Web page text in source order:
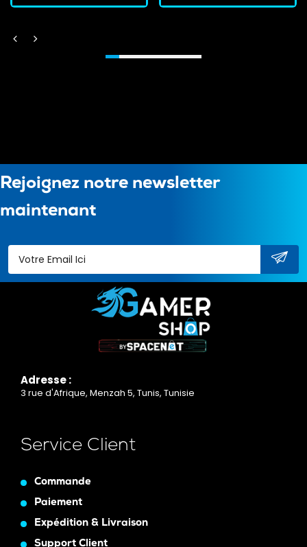
Rejoignez notre newsletter
maintenant
Adresse :
3 rue d'Afrique, Menzah 5, Tunis, Tunisie
Service Client
Commande
Paiement
Expédition & Livraison
Support Client